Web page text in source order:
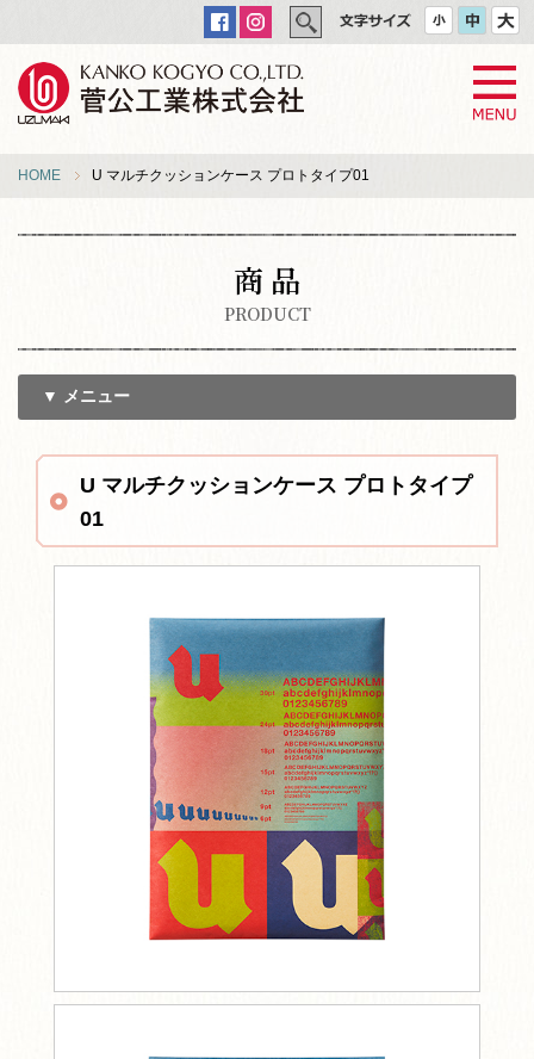
HOME U マルチクッションケース プロトタイプ01
商 品
PRODUCT
▼ メニュー
U マルチクッションケース プロトタイプ
01